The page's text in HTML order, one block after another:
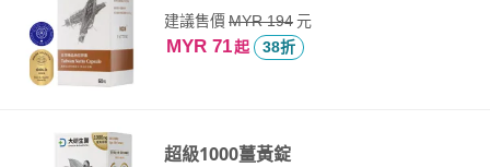
建議售價MYR 194元
MYR 71起 38折
超級1000薑黃錠